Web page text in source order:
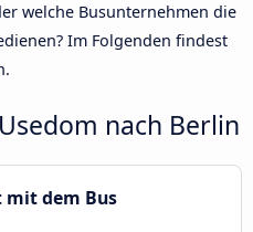
welche Busunternehmen die
Im Folgenden findest
nach Berlin
mit dem Bus